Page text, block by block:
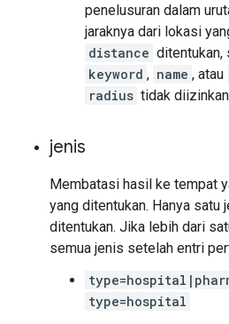
penelusuran dalam
jaraknya dari lokasi
distance ditentukan,
keyword , name , atau
radius tidak
jenis
Membatasi hasil ke tempat
yang ditentukan. Hanya satu
ditentukan. Jika lebih dari
semua jenis setelah entri
type=hospital